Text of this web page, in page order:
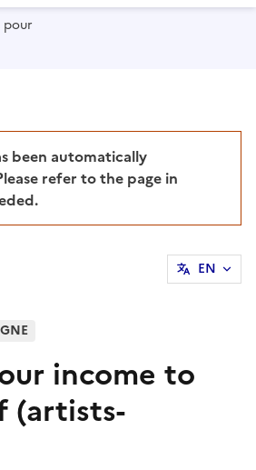
pour
refer to the page in
EN
income to
(artists-